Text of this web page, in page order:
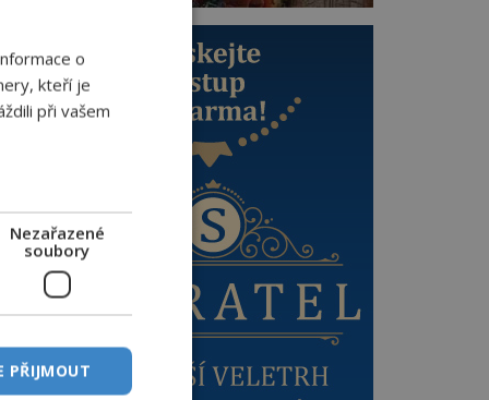
o
kteří je
při vašem
Nezařazené
soubory
PŘIJMOUT